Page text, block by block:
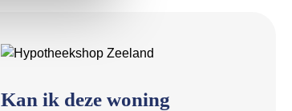
Kan ik deze woning